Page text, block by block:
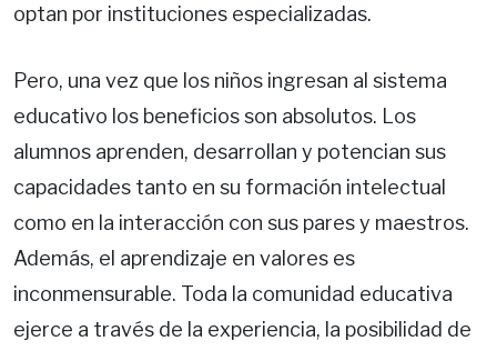
optan por instituciones especializadas.
Pero, una vez que los niños ingresan al sistema
educativo los beneficios son absolutos. Los
alumnos aprenden, desarrollan y potencian sus
capacidades tanto en su formación intelectual
como en la interacción con sus pares y maestros.
Además, el aprendizaje en valores es
inconmensurable. Toda la comunidad educativa
ejerce a través de la experiencia, la posibilidad de